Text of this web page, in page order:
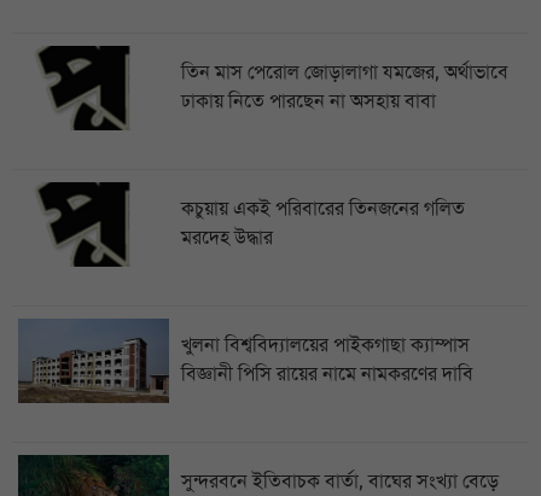
তিন মাস পেরোল জোড়ালাগা যমজের, অর্থাভাবে
ঢাকায় নিতে পারছেন না অসহায় বাবা
কচুয়ায় একই পরিবারের তিনজনের গলিত
মরদেহ উদ্ধার
খুলনা বিশ্ববিদ্যালয়ের পাইকগাছা ক্যাম্পাস
বিজ্ঞানী পিসি রায়ের নামে নামকরণের দাবি
সুন্দরবনে ইতিবাচক বার্তা, বাঘের সংখ্যা বেড়ে